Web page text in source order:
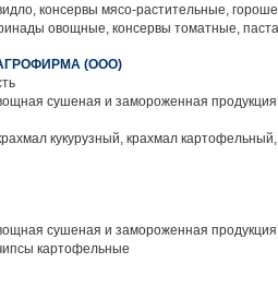
консервы мясо-растительные,
овощные, консервы томатные,
(ООО)
сушеная и замороженная
кукурузный, крахмал
сушеная и замороженная продукция
картофельные